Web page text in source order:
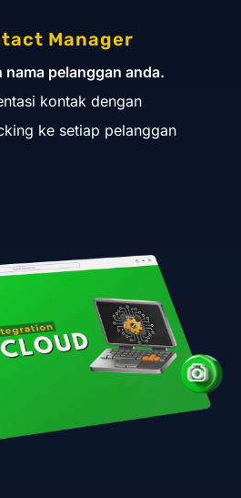
Manager
pelanggan anda.
kontak dengan
ke setiap pelanggan